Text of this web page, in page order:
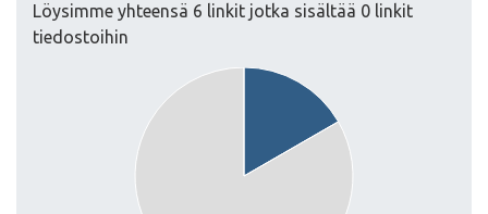
Löysimme yhteensä 6 linkit jotka sisältää 0 linkit
tiedostoihin